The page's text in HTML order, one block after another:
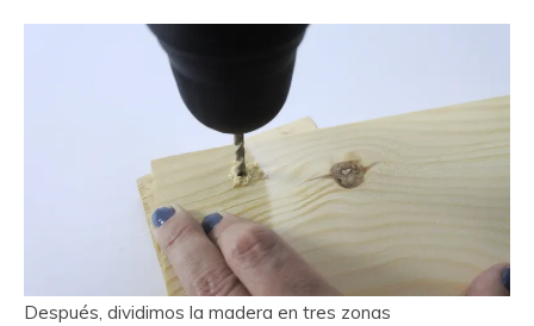
Después, dividimos la madera en tres zonas